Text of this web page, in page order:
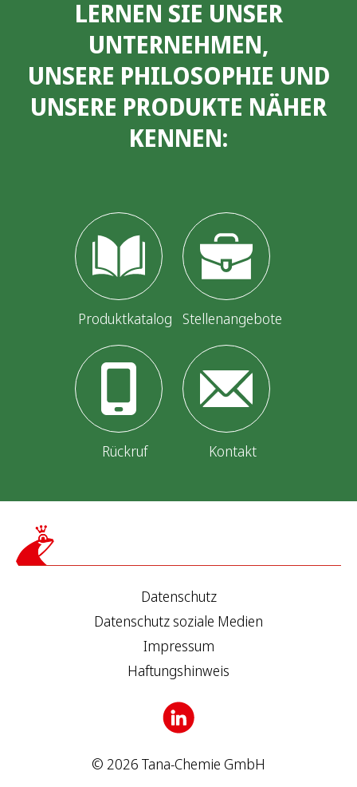
d
e
r
LERNEN SIE UNSER
UNTERNEHMEN,
UNSERE PHILOSOPHIE UND
UNSERE PRODUKTE NÄHER
KENNEN:
Produktkatalog Stellenangebote
Rückruf Kontakt
© 2026 Tana-Chemie GmbH
Datenschutz
Datenschutz soziale Medien
Impressum
Haftungshinweis